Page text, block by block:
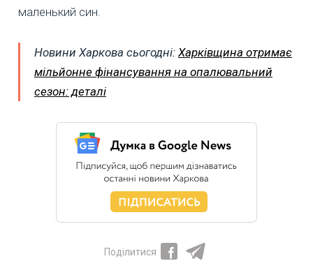
маленький син.
Новини Харкова сьогодні: Харківщина отримає
мільйонне фінансування на опалювальний
сезон: деталі
Поділитися